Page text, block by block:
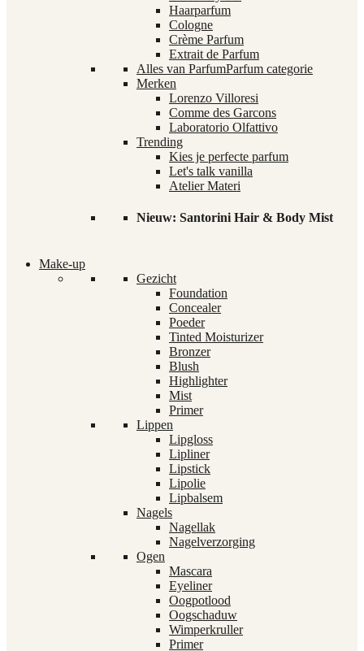
Haarparfum
Cologne
Crème Parfum
Extrait de Parfum
Alles van ParfumParfum categorie
Merken
Lorenzo Villoresi
Comme des Garcons
Laboratorio Olfattivo
Trending
Kies je perfecte parfum
Let's talk vanilla
Atelier Materi
Nieuw: Santorini Hair & Body Mist
Make-up
Gezicht
Foundation
Concealer
Poeder
Tinted Moisturizer
Bronzer
Blush
Highlighter
Mist
Primer
Lippen
Lipgloss
Lipliner
Lipstick
Lipolie
Lipbalsem
Nagels
Nagellak
Nagelverzorging
Ogen
Mascara
Eyeliner
Oogpotlood
Oogschaduw
Wimperkruller
Primer